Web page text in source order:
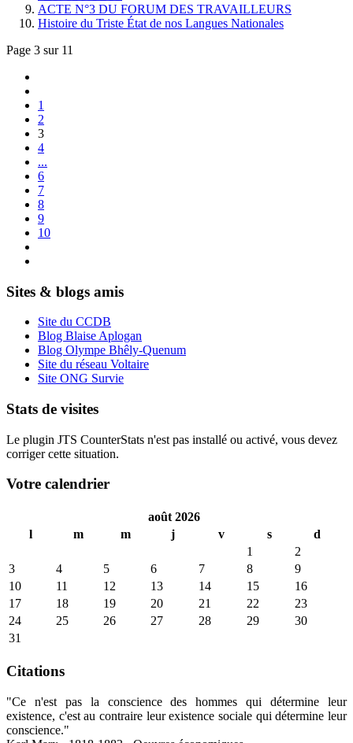
ACTE N°3 DU FORUM DES TRAVAILLEURS
Histoire du Triste État de nos Langues Nationales
Page 3 sur 11
1
2
3
4
...
6
7
8
9
10
Sites & blogs amis
Site du CCDB
Blog Blaise Aplogan
Blog Olympe Bhêly-Quenum
Site du réseau Voltaire
Site ONG Survie
Stats de visites
Le plugin JTS CounterStats n'est pas installé ou activé, vous devez
corriger cette situation.
Votre calendrier
août 2026
l
m m j v s
d
1
2
3
4 5 6 7 8
9
10
11 12 13 14 15
16
17
18 19 20 21 22
23
24
25 26 27 28 29
30
31
Citations
"Ce n'est pas la conscience des hommes qui détermine leur
existence, c'est au contraire leur existence sociale qui détermine leur
conscience."